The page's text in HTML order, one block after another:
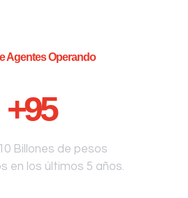
Agentes Operando
+95
Billones de pesos
en los últimos 5 años.